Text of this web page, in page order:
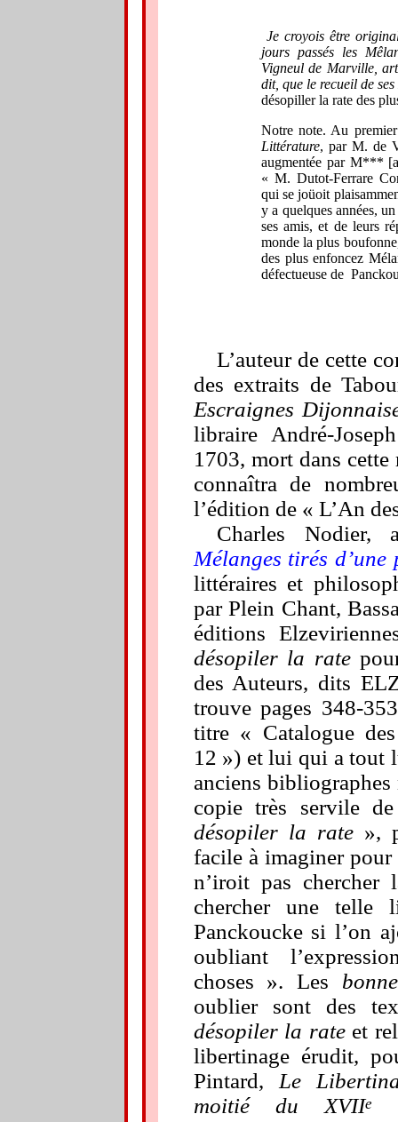
Je croyois être
jours passés les
Vigneul de Marville,
dit, que le recueil de
désopiller la rate des
Notre note. Au
Littérature, par M. de
augmentée par M***
« M. Dutot-Ferrare
qui se joüoit
y a quelques années,
ses amis, et de leurs
monde la plus
des plus enfoncez
défectueuse de
L’auteur de cette
des extraits de
Escraignes
libraire André-
1703, mort dans
connaîtra de
l’édition de « L’An
Charles Nodier,
Mélanges tirés
littéraires et
par Plein Chant,
éditions
désopiler la rate
des Auteurs, dits
trouve pages 348-
titre « Catalogue
12 ») et lui qui a tout
anciens
copie très servile
désopiler la rate»,
facile à imaginer
n’iroit pas
chercher une telle
Panckoucke si l’on
oubliant
choses ». Les
oublier sont des
désopiler la rateet
libertinage érudit,
Pintard, Le
moitié du XVIIe